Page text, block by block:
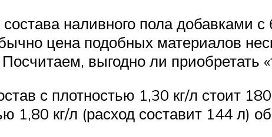
наливного пола добавками
цена подобных материалов
выгодно ли
с плотностью 1,30 кг/л стоит
1,80 кг/л (расход составит 144 л)